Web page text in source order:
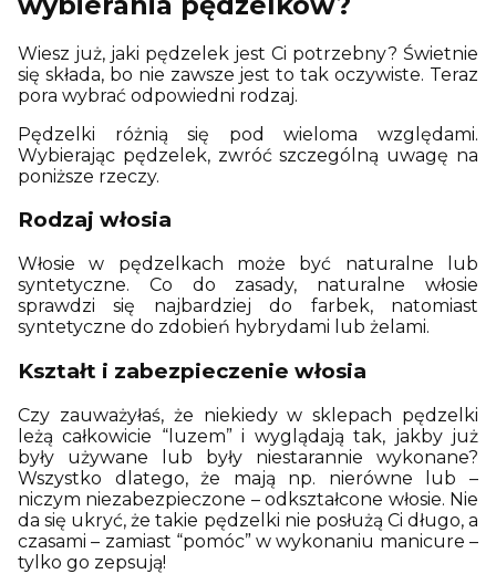
Wiesz już, jaki pędzelek jest Ci potrzebny? Świetnie
się składa, bo nie zawsze jest to tak oczywiste. Teraz
pora wybrać odpowiedni rodzaj.
Pędzelki różnią się pod wieloma względami.
Wybierając pędzelek, zwróć szczególną uwagę na
poniższe rzeczy.
Rodzaj włosia
Włosie w pędzelkach może być naturalne lub
syntetyczne. Co do zasady, naturalne włosie
sprawdzi się najbardziej do farbek, natomiast
syntetyczne do zdobień hybrydami lub żelami.
Kształt i zabezpieczenie włosia
Czy zauważyłaś, że niekiedy w sklepach pędzelki
leżą całkowicie “luzem” i wyglądają tak, jakby już
były używane lub były niestarannie wykonane?
Wszystko dlatego, że mają np. nierówne lub –
niczym niezabezpieczone – odkształcone włosie. Nie
da się ukryć, że takie pędzelki nie posłużą Ci długo, a
czasami – zamiast “pomóc” w wykonaniu manicure –
tylko go zepsują!